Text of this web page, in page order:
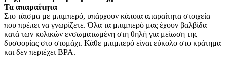
Τα απαραίτητα
Στο τάισμα με μπιμπερό, υπάρχουν κάποια απαραίτητα στοιχεία
που πρέπει να γνωρίζετε. Όλα τα μπιμπερό μας έχουν βαλβίδα
κατά των κολικών ενσωματωμένη στη θηλή για μείωση της
δυσφορίας στο στομάχι. Κάθε μπιμπερό είναι εύκολο στο κράτημα
και δεν περιέχει BPA.